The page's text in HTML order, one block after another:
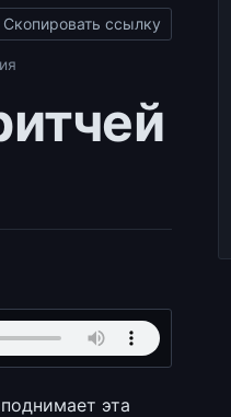
Скопировать ссылку
эта